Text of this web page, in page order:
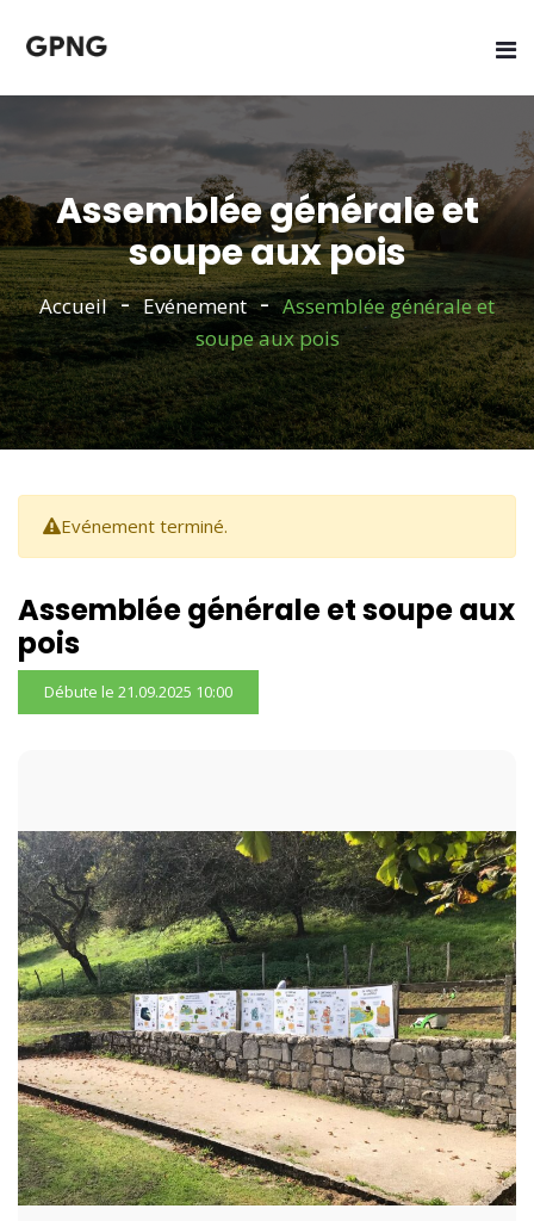
Assemblée générale et
soupe aux pois
Accueil Evénement
Assemblée générale et
soupe aux pois
Evénement terminé.
Assemblée générale et soupe aux
pois
Débute le 21.09.2025 10:00